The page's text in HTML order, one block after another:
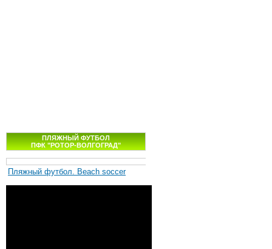
ПЛЯЖНЫЙ ФУТБОЛ
ПФК "РОТОР-ВОЛГОГРАД"
Пляжный футбол. Beach soccer